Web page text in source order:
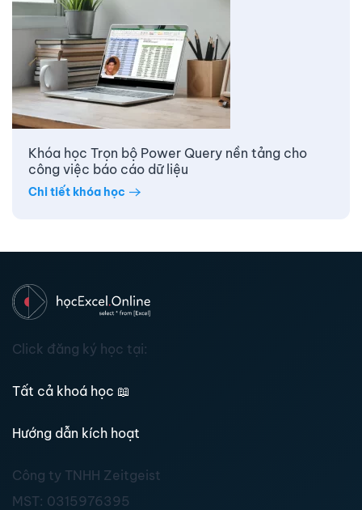
Khóa học Trọn bộ Power Query nền tảng cho
công việc báo cáo dữ liệu
Chi tiết khóa học
Click đăng ký học tại:
Tất cả khoá học 📖
Hướng dẫn kích hoạt
Công ty TNHH Zeitgeist
MST: 0315976395